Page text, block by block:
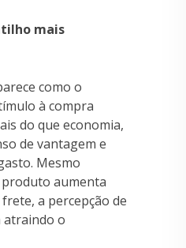
mais
como o
à compra
do que economia,
de vantagem e
Mesmo
aumenta
a percepção de
atraindo o